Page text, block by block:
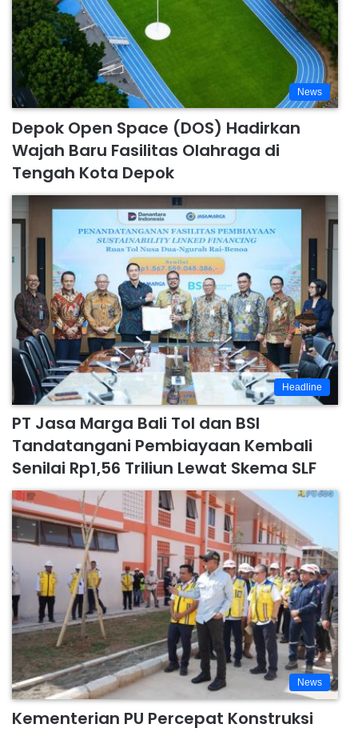
News
Depok Open Space (DOS) Hadirkan
Wajah Baru Fasilitas Olahraga di
Tengah Kota Depok
Headline
PT Jasa Marga Bali Tol dan BSI
Tandatangani Pembiayaan Kembali
Senilai Rp1,56 Triliun Lewat Skema SLF
News
Kementerian PU Percepat Konstruksi